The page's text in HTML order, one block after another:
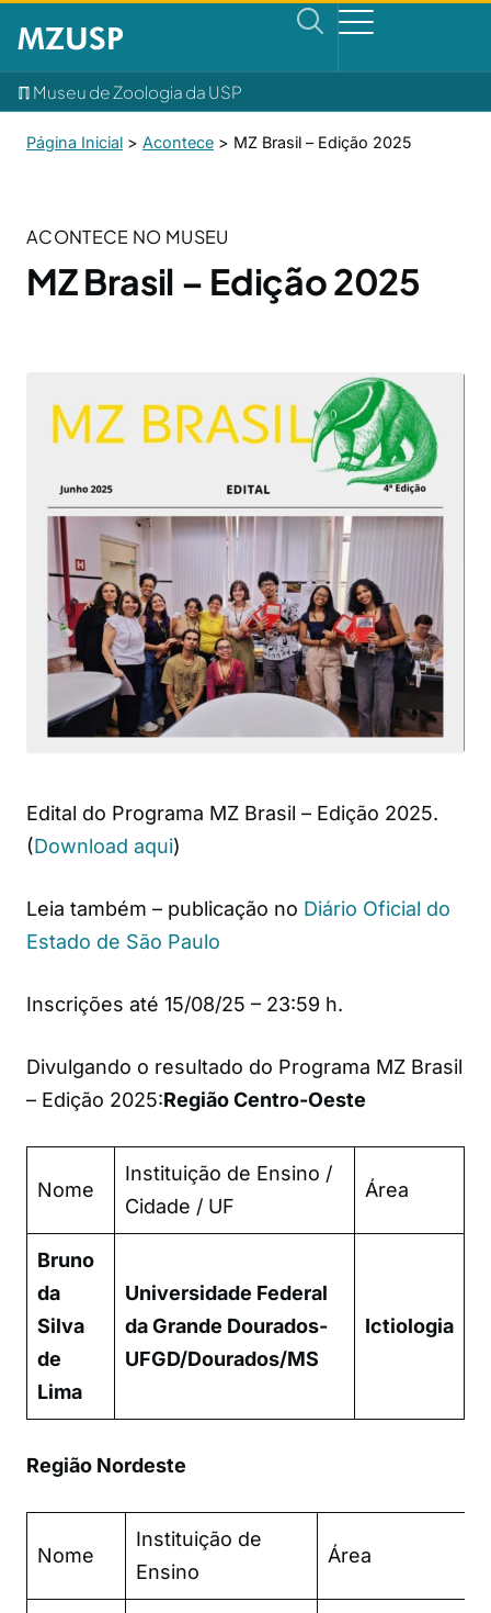
ℿ Museu de Zoologia da USP
Página Inicial > Acontece > MZ Brasil – Edição 2025
ACONTECE NO MUSEU
MZ Brasil – Edição 2025
Edital do Programa MZ Brasil – Edição 2025.
(Download aqui)
Leia também – publicação no Diário Oficial do
Estado de São Paulo
Inscrições até 15/08/25 – 23:59 h.
Divulgando o resultado do Programa MZ Brasil
– Edição 2025:Região Centro-Oeste
Nome
Instituição de Ensino /
Cidade / UF
Área
Bruno
da
Silva
de
Lima
Universidade Federal
da Grande Dourados-
UFGD/Dourados/MS
Ictiologia
Região Nordeste
Nome
Instituição de
Ensino
Área